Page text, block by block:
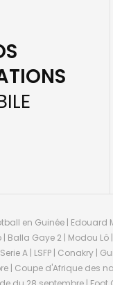
en Guinée | Edouard
Gaye 2 | Modou Lô
A | LSFP | Conakry |
| Coupe d'Afrique des